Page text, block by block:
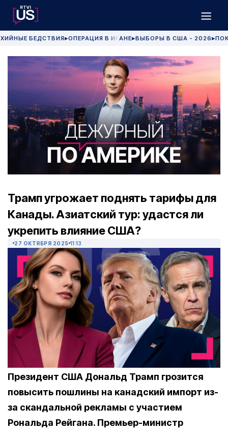
БЕДСТВИЯ▶ОПЕРАЦИЯ В ИРАНЕ▶ВЫБОРЫ В США - 2026 ▶
Трамп угрожает поднять тарифы для
Канады. Азиатский тур: удастся ли
укрепить влияние США?
27 ОКТЯБРЯ 2025 11:13
Президент США Дональд Трамп грозится
повысить пошлины на канадский импорт из-
за скандальной рекламы с участием
Рональда Рейгана. Премьер-министр